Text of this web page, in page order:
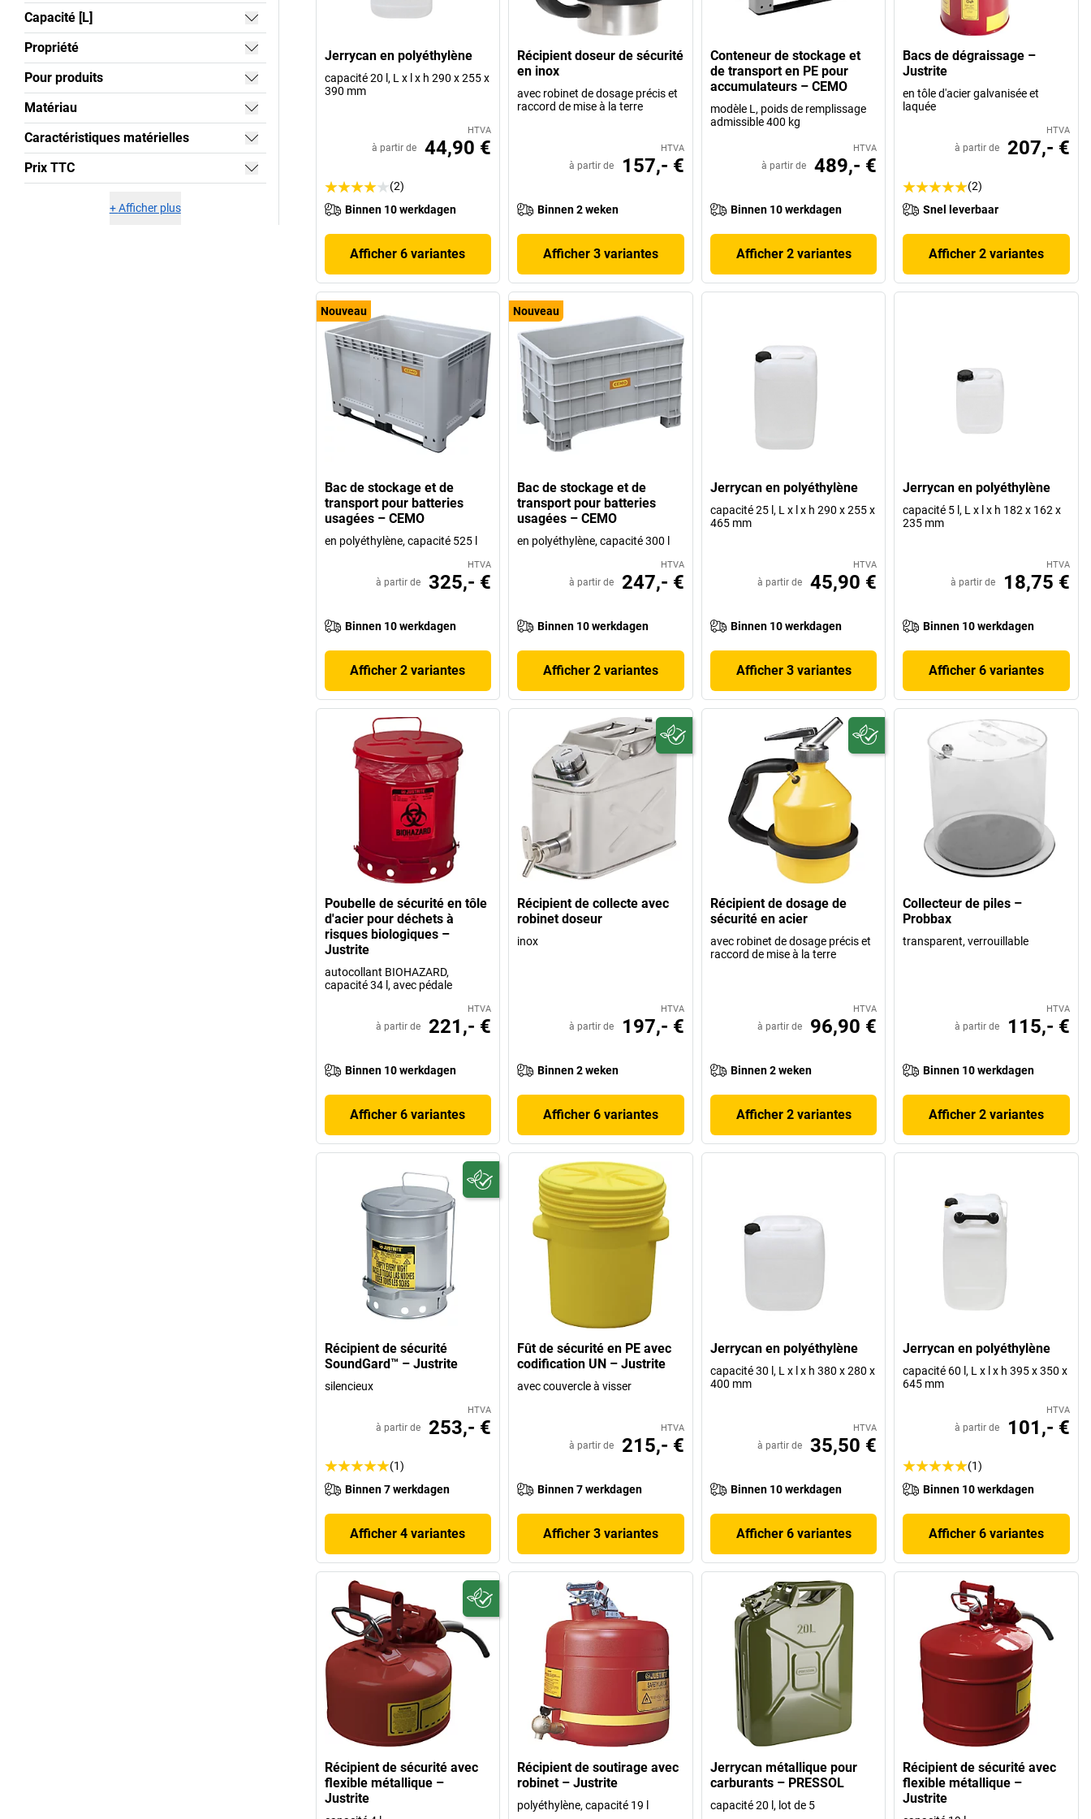
Capacité [L]
Propriété
Pour produits
Matériau
Caractéristiques matérielles
Prix TTC
+Afficher plus
Jerrycan en polyéthylène
capacité 20 l, L x l x h 290 x 255 x
390 mm
HTVA
à partir de 44,90 €
(2)
Binnen 10 werkdagen
Afficher 6 variantes
Récipient doseur de sécurité
en inox
avec robinet de dosage précis et
raccord de mise à la terre
HTVA
à partir de 157,- €
Binnen 2 weken
Afficher 3 variantes
Conteneur de stockage et
de transport en PE pour
accumulateurs – CEMO
modèle L, poids de remplissage
admissible 400 kg
HTVA
à partir de 489,- €
Binnen 10 werkdagen
Afficher 2 variantes
Bacs de dégraissage –
Justrite
en tôle d'acier galvanisée et
laquée
HTVA
à partir de 207,- €
(2)
Snel leverbaar
Afficher 2 variantes
Nouveau
Bac de stockage et de
transport pour batteries
usagées – CEMO
en polyéthylène, capacité 525 l
HTVA
à partir de 325,- €
Binnen 10 werkdagen
Afficher 2 variantes
Nouveau
Bac de stockage et de
transport pour batteries
usagées – CEMO
en polyéthylène, capacité 300 l
HTVA
à partir de 247,- €
Binnen 10 werkdagen
Afficher 2 variantes
Jerrycan en polyéthylène
capacité 25 l, L x l x h 290 x 255 x
465 mm
HTVA
à partir de 45,90 €
Binnen 10 werkdagen
Afficher 3 variantes
Jerrycan en polyéthylène
capacité 5 l, L x l x h 182 x 162 x
235 mm
HTVA
à partir de 18,75 €
Binnen 10 werkdagen
Afficher 6 variantes
Poubelle de sécurité en tôle
d'acier pour déchets à
risques biologiques –
Justrite
autocollant BIOHAZARD,
capacité 34 l, avec pédale
HTVA
à partir de 221,- €
Binnen 10 werkdagen
Afficher 6 variantes
Récipient de collecte avec
robinet doseur
inox
HTVA
à partir de 197,- €
Binnen 2 weken
Afficher 6 variantes
Récipient de dosage de
sécurité en acier
avec robinet de dosage précis et
raccord de mise à la terre
HTVA
à partir de 96,90 €
Binnen 2 weken
Afficher 2 variantes
Collecteur de piles –
Probbax
transparent, verrouillable
HTVA
à partir de 115,- €
Binnen 10 werkdagen
Afficher 2 variantes
Récipient de sécurité
SoundGard™ – Justrite
silencieux
HTVA
à partir de 253,- €
(1)
Binnen 7 werkdagen
Afficher 4 variantes
Fût de sécurité en PE avec
codification UN – Justrite
avec couvercle à visser
HTVA
à partir de 215,- €
Binnen 7 werkdagen
Afficher 3 variantes
Jerrycan en polyéthylène
capacité 30 l, L x l x h 380 x 280 x
400 mm
HTVA
à partir de 35,50 €
Binnen 10 werkdagen
Afficher 6 variantes
Jerrycan en polyéthylène
capacité 60 l, L x l x h 395 x 350 x
645 mm
HTVA
à partir de 101,- €
(1)
Binnen 10 werkdagen
Afficher 6 variantes
Récipient de sécurité avec
flexible métallique –
Justrite
Récipient de soutirage avec
robinet – Justrite
polyéthylène, capacité 19 l
Jerrycan métallique pour
carburants – PRESSOL
capacité 20 l, lot de 5
Récipient de sécurité avec
flexible métallique –
Justrite